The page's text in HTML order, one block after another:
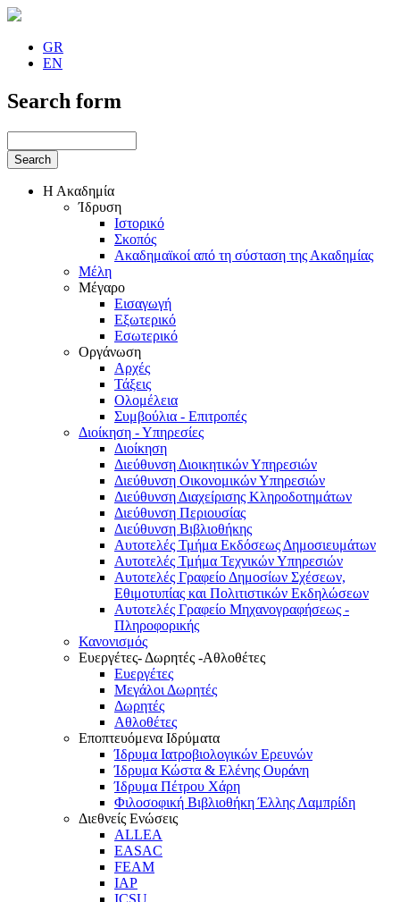
GR
EN
Search form
Η Ακαδημία
Ίδρυση
Ιστορικό
Σκοπός
Ακαδημαϊκοί από τη σύσταση της Ακαδημίας
Μέλη
Μέγαρο
Εισαγωγή
Εξωτερικό
Εσωτερικό
Οργάνωση
Αρχές
Τάξεις
Ολομέλεια
Συμβούλια - Επιτροπές
Διοίκηση - Υπηρεσίες
Διοίκηση
Διεύθυνση Διοικητικών Υπηρεσιών
Διεύθυνση Οικονομικών Υπηρεσιών
Διεύθυνση Διαχείρισης Κληροδοτημάτων
Διεύθυνση Περιουσίας
Διεύθυνση Βιβλιοθήκης
Αυτοτελές Τμήμα Εκδόσεως Δημοσιευμάτων
Αυτοτελές Τμήμα Τεχνικών Υπηρεσιών
Αυτοτελές Γραφείο Δημοσίων Σχέσεων,
Εθιμοτυπίας και Πολιτιστικών Εκδηλώσεων
Αυτοτελές Γραφείο Μηχανογραφήσεως -
Πληροφορικής
Κανονισμός
Ευεργέτες- Δωρητές -Αθλοθέτες
Ευεργέτες
Μεγάλοι Δωρητές
Δωρητές
Αθλοθέτες
Εποπτευόμενα Ιδρύματα
Ίδρυμα Ιατροβιολογικών Ερευνών
Ίδρυμα Κώστα & Ελένης Ουράνη
Ίδρυμα Πέτρου Χάρη
Φιλοσοφική Βιβλιοθήκη Έλλης Λαμπρίδη
Διεθνείς Ενώσεις
ALLEA
EASAC
FEAM
IAP
ICSU